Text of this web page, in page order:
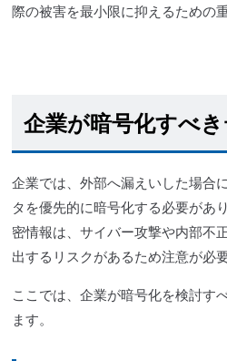
際の被害を最小限に抑えるための
企業が暗号化すべ
企業では、外部へ漏えいした場合
タを優先的に暗号化する必要があ
密情報は、サイバー攻撃や内部不
出するリスクがあるため注意が必要
ここでは、企業が暗号化を検討す
ます。